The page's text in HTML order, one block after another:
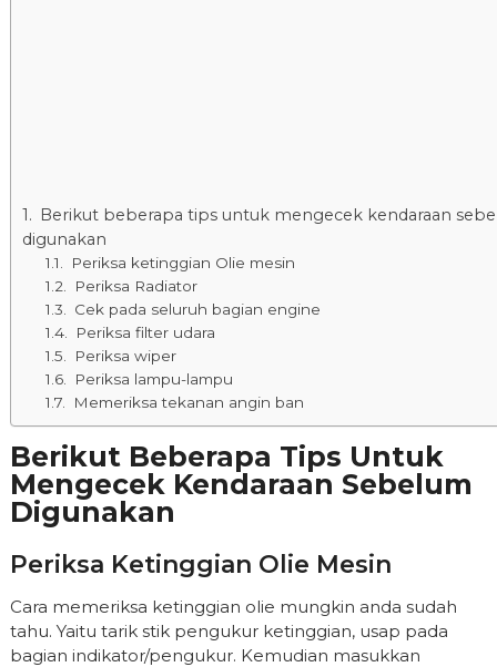
Berikut beberapa tips untuk mengecek kendaraan
digunakan
Periksa ketinggian Olie mesin
Periksa Radiator
Cek pada seluruh bagian engine
Periksa filter udara
Periksa wiper
Periksa lampu-lampu
Memeriksa tekanan angin ban
Berikut Beberapa Tips Untuk
Mengecek Kendaraan Sebelum
Digunakan
Periksa Ketinggian Olie Mesin
Cara memeriksa ketinggian olie mungkin anda sudah
tahu. Yaitu tarik stik pengukur ketinggian, usap pada
bagian indikator/pengukur. Kemudian masukkan